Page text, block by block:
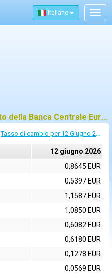
Italiano
Tassi di cambio di riferimento della Banca Centrale Europea (BCE) per 12 giugno 2026
Tasso di cambio per 12 Giugno 2026
12 giugno 2026
0,8645 EUR
0,5397 EUR
1,1587 EUR
1,0850 EUR
0,6082 EUR
0,6180 EUR
0,1278 EUR
0,0569 EUR